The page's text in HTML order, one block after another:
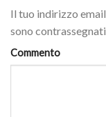
Il tuo indirizzo
sono contrassegnati
Commento